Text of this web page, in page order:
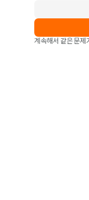
계속해서 같은 문제